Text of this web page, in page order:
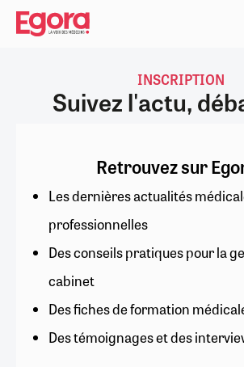
Aller
contenu
INSCRIPTION
Suivez l'actu,
Retrouvez sur
Les dernières actualités
professionnelles
Des conseils pratiques pour la
cabinet
Des fiches de formation
Des témoignages et des